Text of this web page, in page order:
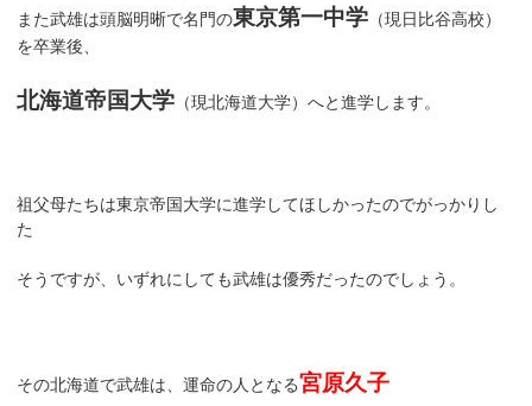
また武雄は頭脳明晰で名門の東京第一中学 （現日比谷高校）
を卒業後、
北海道帝国大学 （現北海道大学）へと進学します。
祖父母たちは東京帝国大学に進学してほしかったのでがっかりし
た
そうですが、いずれにしても武雄は優秀だったのでしょう。
その北海道で武雄は、運命の人となる宮原久子